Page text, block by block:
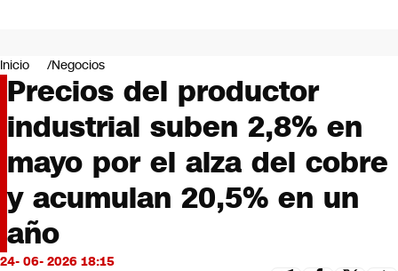
Negocios
Deportes
Programas completos
Cultura
Servicios
Bits
CNN Data
CNN tiempo
Futuro 360
Opinión
Inicio Negocios
Precios del productor
industrial suben 2,8% en
mayo por el alza del cobre
y acumulan 20,5% en un
año
24- 06- 2026 18:15